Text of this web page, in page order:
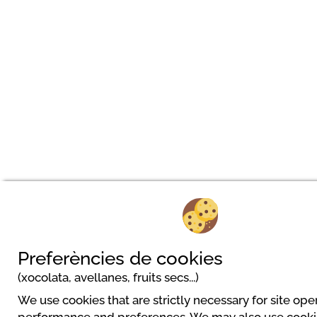
Preferències de cookies
(xocolata, avellanes, fruits secs...)
We use cookies that are strictly necessary for site